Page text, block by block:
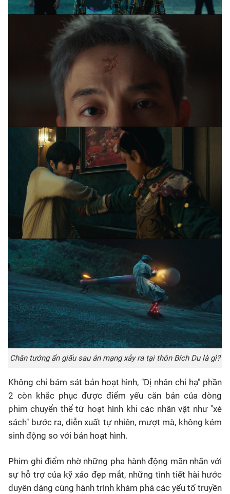
Chân tướng ẩn giấu sau án mạng xảy ra tại thôn Bích Du là gì?
Không chỉ bám sát bản hoạt hình, "Dị nhân chi hạ" phần
2 còn khắc phục được điểm yếu căn bản của dòng
phim chuyển thể từ hoạt hình khi các nhân vật như "xé
sách" bước ra, diễn xuất tự nhiên, mượt mà, không kém
sinh động so với bản hoạt hình.
Phim ghi điểm nhờ những pha hành động mãn nhãn với
sự hỗ trợ của kỹ xảo đẹp mắt, những tình tiết hài hước
duyên dáng cùng hành trình khám phá các yếu tố truyền